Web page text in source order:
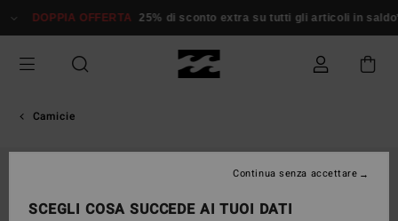
alle
prodotto
DOPPIA OFFERTA 25% di sconto extra su tutti gli articoli in saldo*
Camicie
SCEGLI COSA SUCCEDE AI TUOI DATI
Continua senza accettare